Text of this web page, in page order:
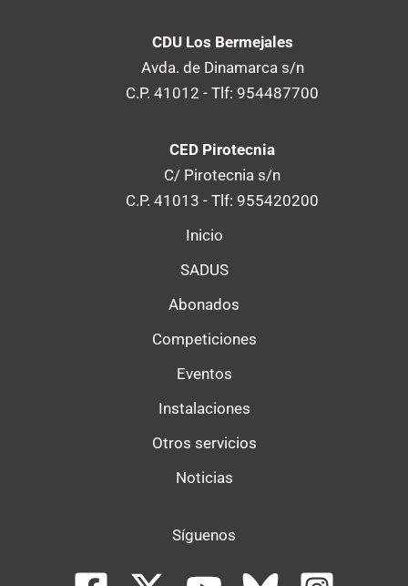
CDU Los Bermejales
Avda. de Dinamarca s/n
C.P. 41012 - Tlf: 954487700
CED Pirotecnia
C/ Pirotecnia s/n
C.P. 41013 - Tlf: 955420200
Inicio
SADUS
Abonados
Competiciones
Eventos
Instalaciones
Otros servicios
Noticias
Síguenos